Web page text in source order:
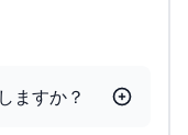
ますか？